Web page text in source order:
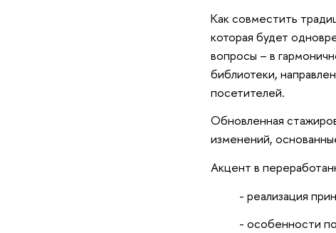
Как совместить
которая будет
вопросы – в
библиотеки,
посетителей.
Обновленная
изменений,
Акцент в
- реализация
- особенности